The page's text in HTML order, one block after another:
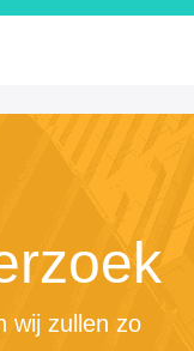
wij zullen zo